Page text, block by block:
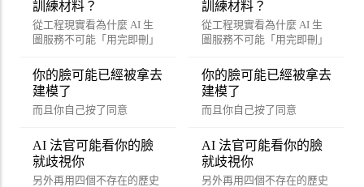
訓練材料？
從工程現實看為什麼 AI 生
圖服務不可能「用完即刪」
你的臉可能已經被拿去
建模了
而且你自己按了同意
AI 法官可能看你的臉
就歧視你
另外再用四個不存在的歷史
訓練材料？
從工程現實看為什麼 AI 生
圖服務不可能「用完即刪」
你的臉可能已經被拿去
建模了
而且你自己按了同意
AI 法官可能看你的臉
就歧視你
另外再用四個不存在的歷史